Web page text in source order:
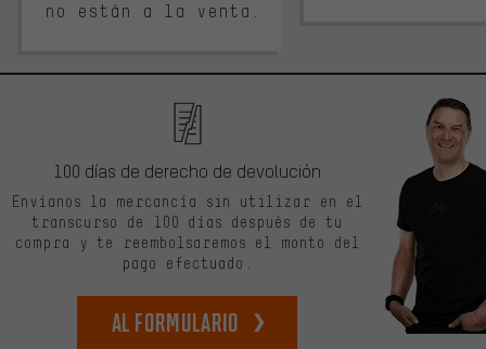
no están a la venta.
100 días de derecho de devolución
Envíanos la mercancía sin utilizar en el
transcurso de 100 días después de tu
compra y te reembolsaremos el monto del
pago efectuado.
Al formulario